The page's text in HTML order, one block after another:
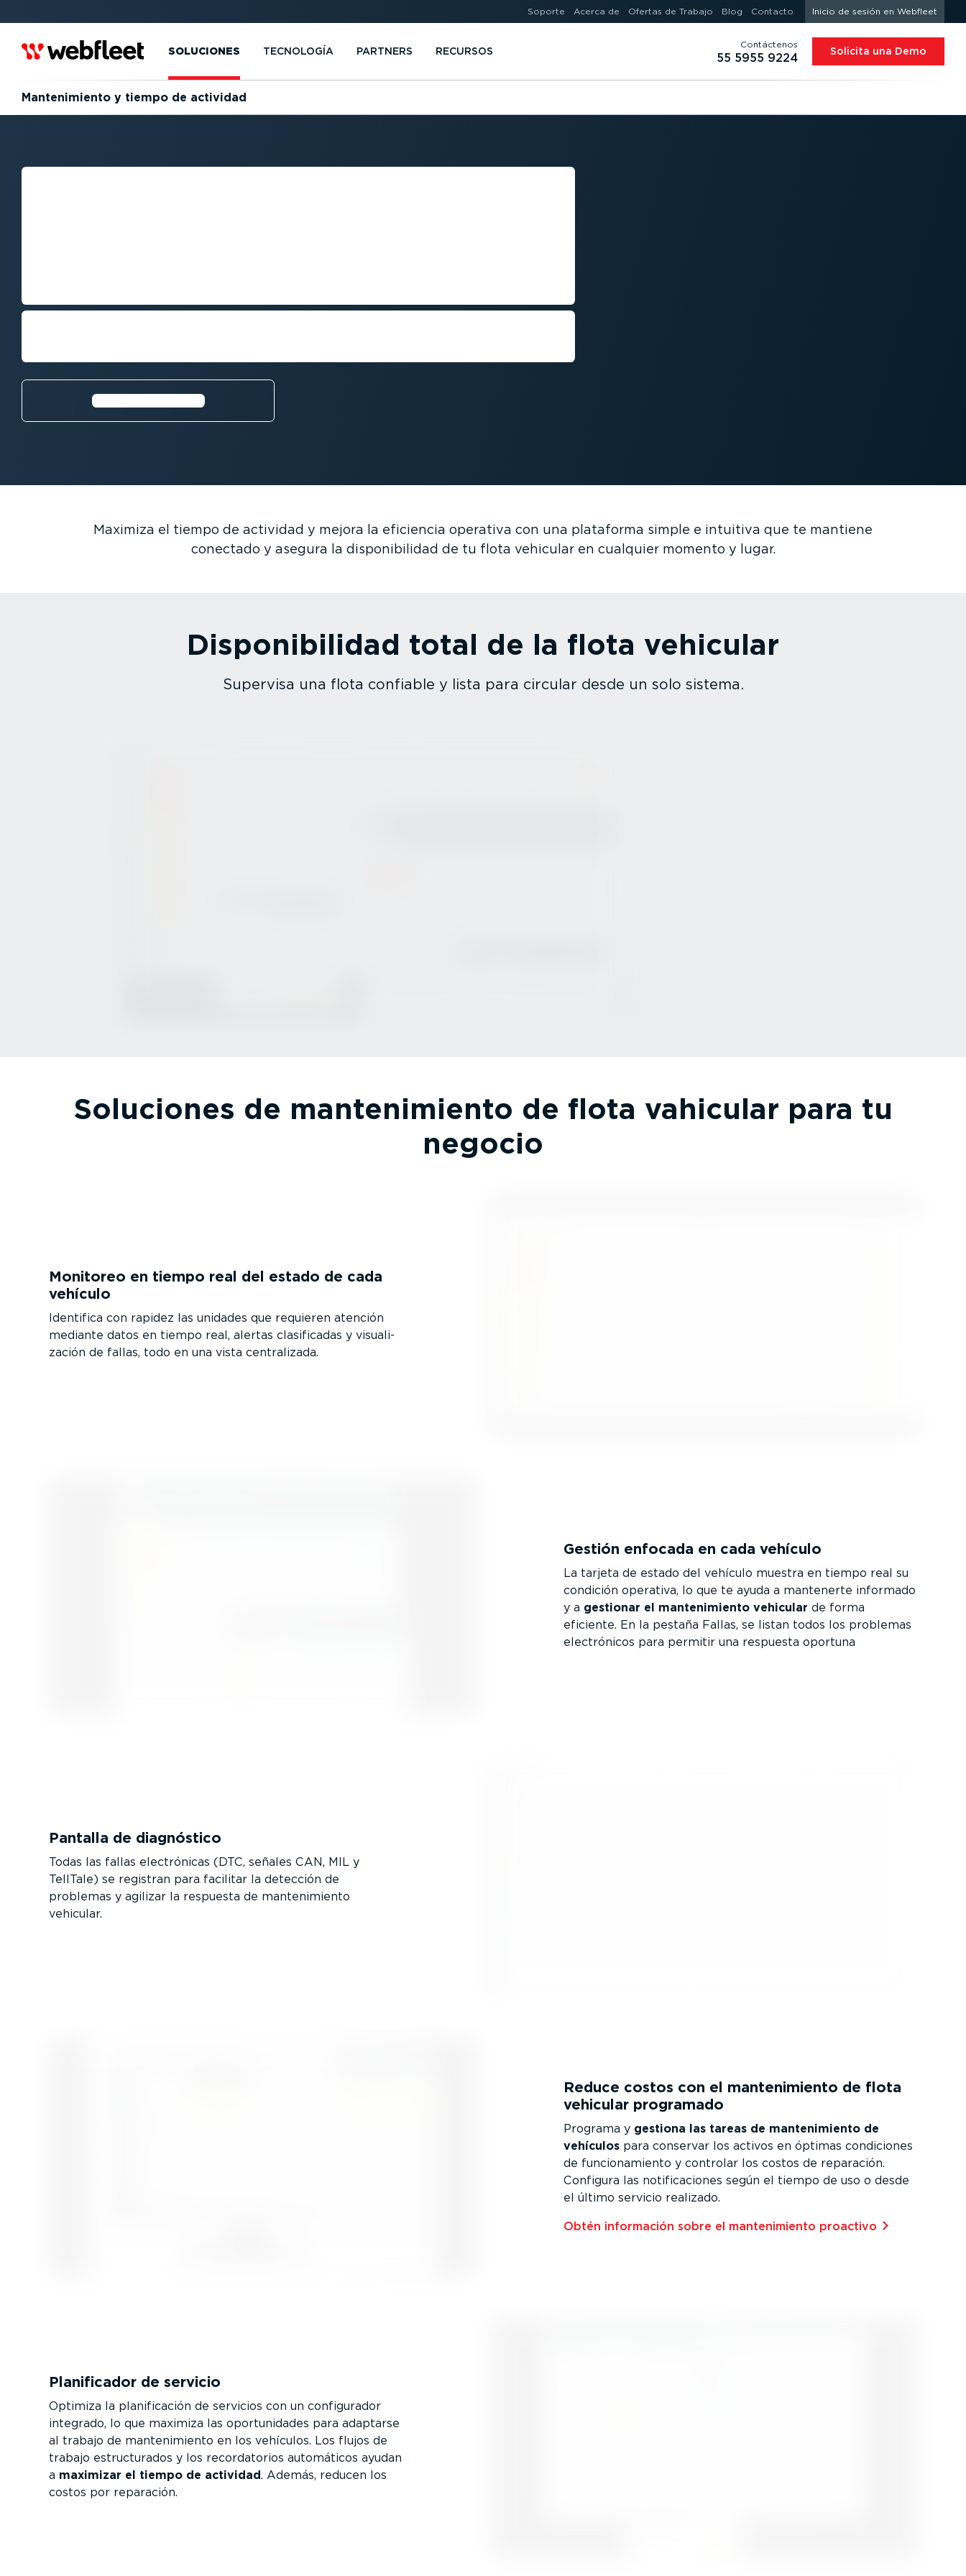
Soporte Acerca de Ofertas de Trabajo Blog Contacto Inicio de sesión en Webfleet
SOLUCIONES TECNOLOGÍA PARTNERS RECURSOS
Contáctenos
55 5955 9224 Solicita una Demo
Mante­ni­miento y tiempo de actividad
MANTE­NI­MIENTO COMPLETO
Más información⁠
Maximiza el tiempo de actividad y mejora la eficiencia operativa con una plataforma simple e intuitiva que te mantiene
conectado y asegura la dispo­ni­bi­lidad de tu flota vehicular en cualquier momento y lugar.
Dispo­ni­bi­lidad total de la flota vehicular
Supervisa una flota confiable y lista para circular desde un solo sistema.
Soluciones de mante­ni­miento de flota vahicular para tu
negocio
Monitoreo en tiempo real del estado de cada
vehículo
Identifica con rapidez las unidades que requieren atención
mediante datos en tiempo real, alertas clasi­fi­cadas y visua­li­
zación de fallas, todo en una vista centra­lizada.
Gestión enfocada en cada vehículo
La tarjeta de estado del vehículo muestra en tiempo real su
condición operativa, lo que te ayuda a mantenerte informado
y a gestionar el mante­ni­miento vehicular de forma
eficiente. En la pestaña Fallas, se listan todos los problemas
electró­nicos para permitir una respuesta oportuna
Pantalla de diagnóstico
Todas las fallas electró­nicas (DTC, señales CAN, MIL y
TellTale) se registran para facilitar la detección de
problemas y agilizar la respuesta de mante­ni­miento
vehicular.
Reduce costos con el mante­ni­miento de flota
vehicular programado
Programa y gestiona las tareas de mante­ni­miento de
vehículos para conservar los activos en óptimas condiciones
de funcio­na­miento y controlar los costos de reparación.
Configura las notifi­ca­ciones según el tiempo de uso o desde
el último servicio realizado.
Obtén información sobre el mante­ni­miento proactivo⁠
Plani­fi­cador de servicio
Optimiza la plani­fi­cación de servicios con un confi­gu­rador
integrado, lo que maximiza las oportu­ni­dades para adaptarse
al trabajo de mante­ni­miento en los vehículos. Los flujos de
trabajo estruc­tu­rados y los recor­da­torios automáticos ayudan
a maximizar el tiempo de actividad. Además, reducen los
costos por reparación.